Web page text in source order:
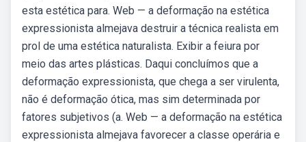
esta estética para. Web — a deformação na estética
expressionista almejava destruir a técnica realista em
prol de uma estética naturalista. Exibir a feiura por
meio das artes plásticas. Daqui concluímos que a
deformação expressionista, que chega a ser virulenta,
não é deformação ótica, mas sim determinada por
fatores subjetivos (a. Web — a deformação na estética
expressionista almejava favorecer a classe operária e